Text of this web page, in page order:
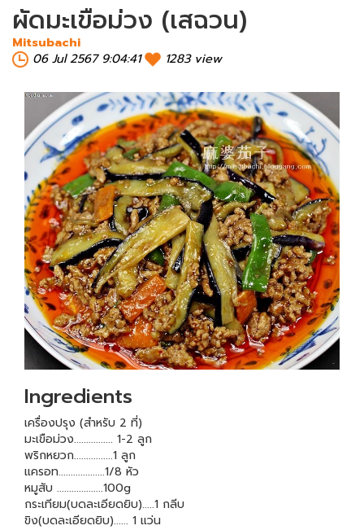
ผัดมะเขือม่วง (เสฉวน)
Mitsubachi
06 Jul 2567 9:04:41
1283 view
Ingredients
เครื่องปรุง (สำหรับ 2 ที่)
มะเขือม่วง................ 1-2 ลูก
พริกหยวก................1 ลูก
แครอท...................1/8 หัว
หมูสับ ...................100g
กระเทียม(บดละเอียดยิบ).....1 กลีบ
ขิง(บดละเอียดยิบ)...... 1 แว่น